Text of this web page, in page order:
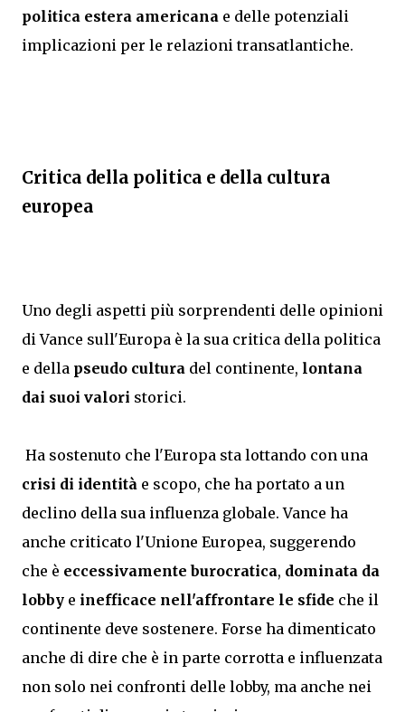
politica estera americana e delle potenziali
implicazioni per le relazioni transatlantiche.
Critica della politica e della cultura
europea
Uno degli aspetti più sorprendenti delle opinioni
di Vance sull'Europa è la sua critica della politica
e della pseudo cultura del continente, lontana
dai suoi valori storici.
Ha sostenuto che l'Europa sta lottando con una
crisi di identità e scopo, che ha portato a un
declino della sua influenza globale. Vance ha
anche criticato l'Unione Europea, suggerendo
che è eccessivamente burocratica, dominata da
lobby e inefficace nell'affrontare le sfide che il
continente deve sostenere. Forse ha dimenticato
anche di dire che è in parte corrotta e influenzata
non solo nei confronti delle lobby, ma anche nei